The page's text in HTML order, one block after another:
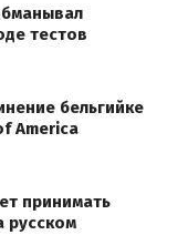
тестов
бельгийке
America
принимать
русском